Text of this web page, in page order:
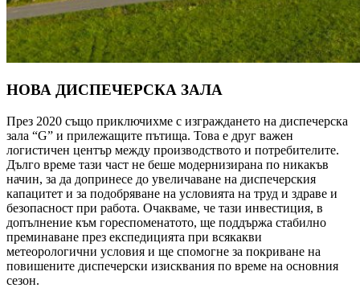
НОВА ДИСПЕЧЕРСКА ЗАЛА
През 2020 също приключихме с изграждането на диспечерска
зала “G” и прилежащите пътища. Това е друг важен
логистичен център между производството и потребителите.
Дълго време тази част не беше модернизирана по никакъв
начин, за да допринесе до увеличаване на диспечерския
капацитет и за подобряване на условията на труд и здраве и
безопасност при работа. Очакваме, че тази инвестиция, в
допълнение към гореспоменатото, ще поддържа стабилно
преминаване през експедицията при всякакви
метеорологични условия и ще спомогне за покриване на
повишените диспечерски изисквания по време на основния
сезон.